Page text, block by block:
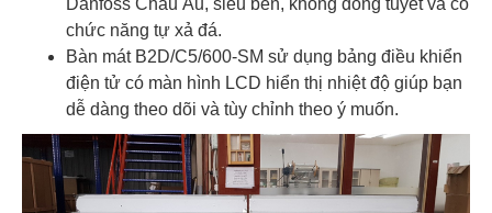
Danfoss Châu Âu, siêu bền, không đóng tuyết và có
chức năng tự xả đá.
Bàn mát B2D/C5/600-SM sử dụng bảng điều khiển
điện tử có màn hình LCD hiển thị nhiệt độ giúp bạn
dễ dàng theo dõi và tùy chỉnh theo ý muốn.